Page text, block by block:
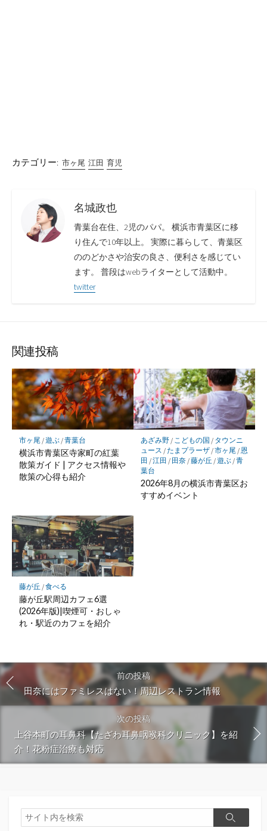
カテゴリー: 市ヶ尾 江田 育児
名城政也
青葉台在住、2児のパパ。 横浜市青葉区に移
り住んで10年以上。 実際に暮らして、青葉区
ののどかさや治安の良さ、便利さを感じてい
ます。 普段はwebライターとして活動中。
twitter
関連投稿
市ヶ尾 /遊ぶ/青葉台
横浜市青葉区寺家町の紅葉
散策ガイド | アクセス情報や
散策の心得も紹介
あざみ野/ こどもの国 / タウンニ
ュース /たまプラーザ/市ヶ尾 / 恩
田 /江田 / 田奈/藤が丘 /遊ぶ/青
葉台
2026年8月の横浜市青葉区お
すすめイベント
藤が丘 /食べる
藤が丘駅周辺カフェ6選
(2026年版)|喫煙可・おしゃ
れ・駅近のカフェを紹介
前の投稿
田奈にはファミレスはない！周辺レストラン情報
次の投稿
上谷本町の耳鼻科【たざわ耳鼻咽喉科クリニック】を紹
介！花粉症治療も対応
検
索
検